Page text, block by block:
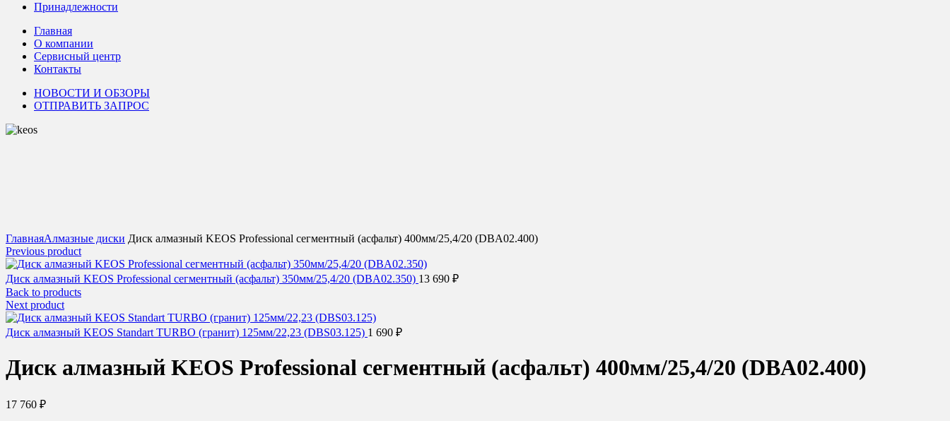
Принадлежности
Главная
О компании
Сервисный центр
Контакты
НОВОСТИ И ОБЗОРЫ
ОТПРАВИТЬ ЗАПРОС
ГлавнаяАлмазные диски Диск алмазный KEOS Professional сегментный (асфальт) 400мм/25,4/20 (DBA02.400)
Previous product
Диск алмазный KEOS Professional сегментный (асфальт) 350мм/25,4/20 (DBA02.350) 13 690 ₽
Back to products
Next product
Диск алмазный KEOS Standart TURBO (гранит) 125мм/22,23 (DBS03.125) 1 690 ₽
Диск алмазный KEOS Professional сегментный (асфальт) 400мм/25,4/20 (DBA02.400)
17 760 ₽